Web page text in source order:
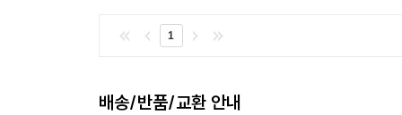
1
배송/반품/교환 안내